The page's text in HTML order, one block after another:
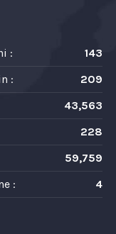
:
143
:
209
43,563
228
59,759
:
4